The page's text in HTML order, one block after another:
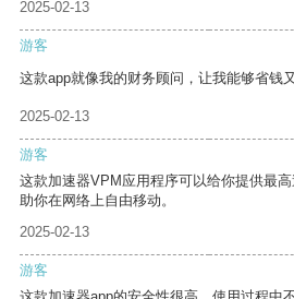
2025-02-13
游客
这款app就像我的财务顾问，让我能够省钱又
2025-02-13
游客
这款加速器VPM应用程序可以给你提供最
助你在网络上自由移动。
2025-02-13
游客